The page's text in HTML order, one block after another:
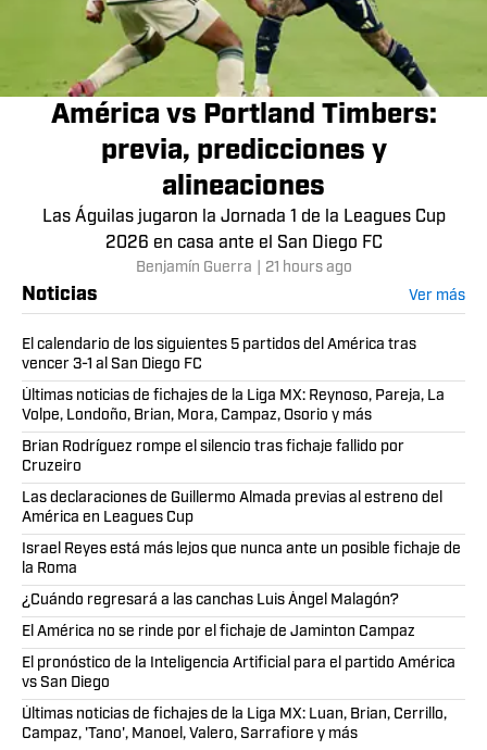
América vs Portland Timbers:
previa, predicciones y
alineaciones
Las Águilas jugaron la Jornada 1 de la Leagues Cup
2026 en casa ante el San Diego FC
Benjamín Guerra 21 hours ago
Noticias Ver más
El calendario de los siguientes 5 partidos del América tras
vencer 3-1 al San Diego FC
Últimas noticias de fichajes de la Liga MX: Reynoso, Pareja, La
Volpe, Londoño, Brian, Mora, Campaz, Osorio y más
Brian Rodríguez rompe el silencio tras fichaje fallido por
Cruzeiro
Las declaraciones de Guillermo Almada previas al estreno del
América en Leagues Cup
Israel Reyes está más lejos que nunca ante un posible fichaje de
la Roma
¿Cuándo regresará a las canchas Luis Ángel Malagón?
El América no se rinde por el fichaje de Jaminton Campaz
El pronóstico de la Inteligencia Artificial para el partido América
vs San Diego
Últimas noticias de fichajes de la Liga MX: Luan, Brian, Cerrillo,
Campaz, 'Tano', Manoel, Valero, Sarrafiore y más